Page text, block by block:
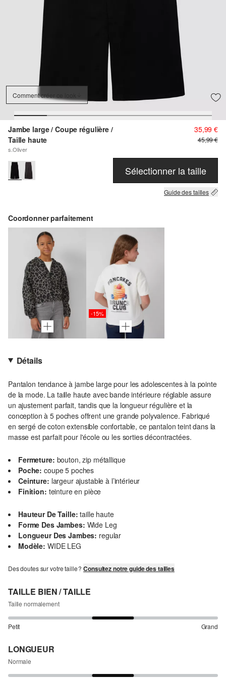
Comment créer ce look
Jambe large / Coupe régulière /
Taille haute
s.Oliver
35,99 €
45,99 €
Sélectionner la taille
Guide des tailles
Coordonner parfaitement
-15%
Détails
Pantalon tendance à jambe large pour les adolescentes à la pointe
de la mode. La taille haute avec bande intérieure réglable assure
un ajustement parfait, tandis que la longueur régulière et la
conception à 5 poches offrent une grande polyvalence. Fabriqué
en sergé de coton extensible confortable, ce pantalon teint dans la
masse est parfait pour l'école ou les sorties décontractées.
Fermeture: bouton, zip métallique
Poche: coupe 5 poches
Ceinture: largeur ajustable à l’intérieur
Finition: teinture en pièce
Hauteur De Taille: taille haute
Forme Des Jambes: Wide Leg
Longueur Des Jambes: regular
Modèle: WIDE LEG
Des doutes sur votre taille ?Consultez notre guide des tailles
TAILLE BIEN / TAILLE
Taille normalement
Petit Grand
LONGUEUR
Normale